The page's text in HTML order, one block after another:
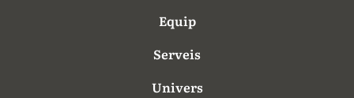
Equip
Serveis
Univers